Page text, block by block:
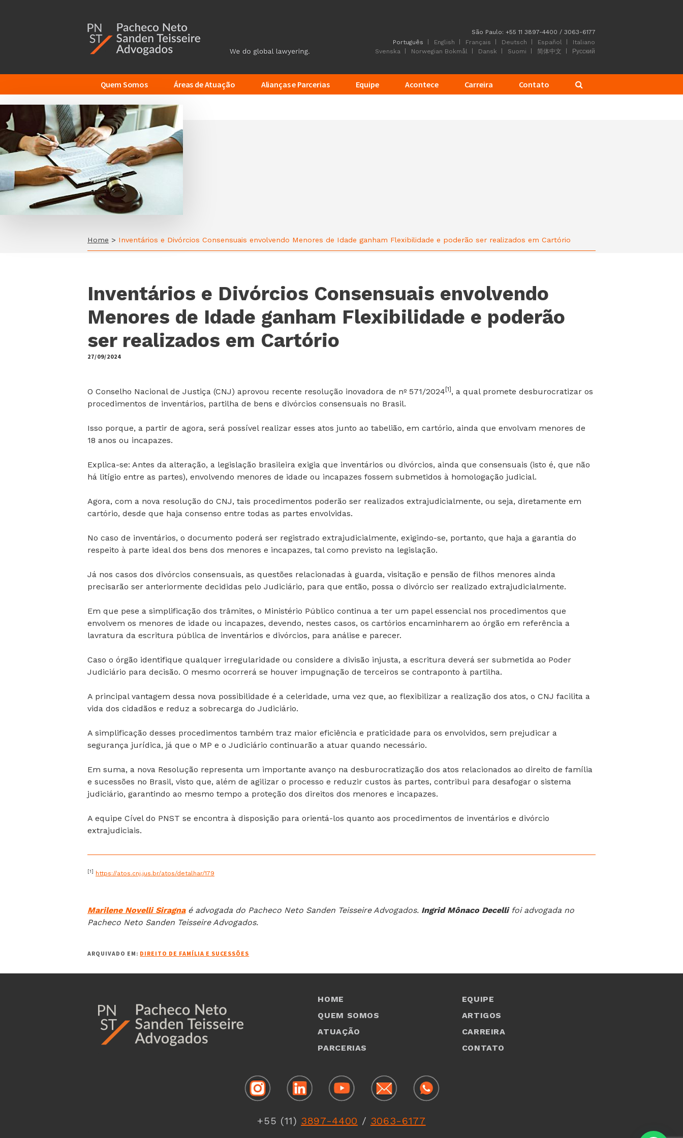
São Paulo: +55 11 3897-4400 / 3063-6177
Português
English Français Deutsch Español
Italiano
Svenska
Norwegian Bokmål Dansk Suomi 简体中文 Русский
Quem Somos Áreas de Atuação Alianças e Parcerias Equipe Acontece Carreira Contato
Home > Inventários e Divórcios Consensuais envolvendo Menores de Idade ganham Flexibilidade e poderão ser realizados em Cartório
Inventários e Divórcios Consensuais envolvendo
Menores de Idade ganham Flexibilidade e poderão
ser realizados em Cartório
27/09/2024
O Conselho Nacional de Justiça (CNJ) aprovou recente resolução inovadora de nº 571/2024 [1] , a qual promete desburocratizar os
procedimentos de inventários, partilha de bens e divórcios consensuais no Brasil.
Isso porque, a partir de agora, será possível realizar esses atos junto ao tabelião, em cartório, ainda que envolvam menores de
18 anos ou incapazes.
Explica-se: Antes da alteração, a legislação brasileira exigia que inventários ou divórcios, ainda que consensuais (isto é, que não
há litígio entre as partes), envolvendo menores de idade ou incapazes fossem submetidos à homologação judicial.
Agora, com a nova resolução do CNJ, tais procedimentos poderão ser realizados extrajudicialmente, ou seja, diretamente em
cartório, desde que haja consenso entre todas as partes envolvidas.
No caso de inventários, o documento poderá ser registrado extrajudicialmente, exigindo-se, portanto, que haja a garantia do
respeito à parte ideal dos bens dos menores e incapazes, tal como previsto na legislação.
Já nos casos dos divórcios consensuais, as questões relacionadas à guarda, visitação e pensão de filhos menores ainda
precisarão ser anteriormente decididas pelo Judiciário, para que então, possa o divórcio ser realizado extrajudicialmente.
Em que pese a simplificação dos trâmites, o Ministério Público continua a ter um papel essencial nos procedimentos que
envolvem os menores de idade ou incapazes, devendo, nestes casos, os cartórios encaminharem ao órgão em referência a
lavratura da escritura pública de inventários e divórcios, para análise e parecer.
Caso o órgão identifique qualquer irregularidade ou considere a divisão injusta, a escritura deverá ser submetida ao Poder
Judiciário para decisão. O mesmo ocorrerá se houver impugnação de terceiros se contraponto à partilha.
A principal vantagem dessa nova possibilidade é a celeridade, uma vez que, ao flexibilizar a realização dos atos, o CNJ facilita a
vida dos cidadãos e reduz a sobrecarga do Judiciário.
A simplificação desses procedimentos também traz maior eficiência e praticidade para os envolvidos, sem prejudicar a
segurança jurídica, já que o MP e o Judiciário continuarão a atuar quando necessário.
Em suma, a nova Resolução representa um importante avanço na desburocratização dos atos relacionados ao direito de família
e sucessões no Brasil, visto que, além de agilizar o processo e reduzir custos às partes, contribui para desafogar o sistema
judiciário, garantindo ao mesmo tempo a proteção dos direitos dos menores e incapazes.
A equipe Cível do PNST se encontra à disposição para orientá-los quanto aos procedimentos de inventários e divórcio
extrajudiciais.
[1] https://atos.cnj.jus.br/atos/detalhar/179
Marilene Novelli Siragnaé advogada do Pacheco Neto Sanden Teisseire Advogados. Ingrid Mônaco Decellifoi advogada no
Pacheco Neto Sanden Teisseire Advogados.
ARQUIVADO EM: DIREITO DE FAMÍLIA E SUCESSÕES
HOME
QUEM SOMOS
ATUAÇÃO
PARCERIAS
EQUIPE
ARTIGOS
CARREIRA
CONTATO
+55 (11) 3897-4400 / 3063-6177